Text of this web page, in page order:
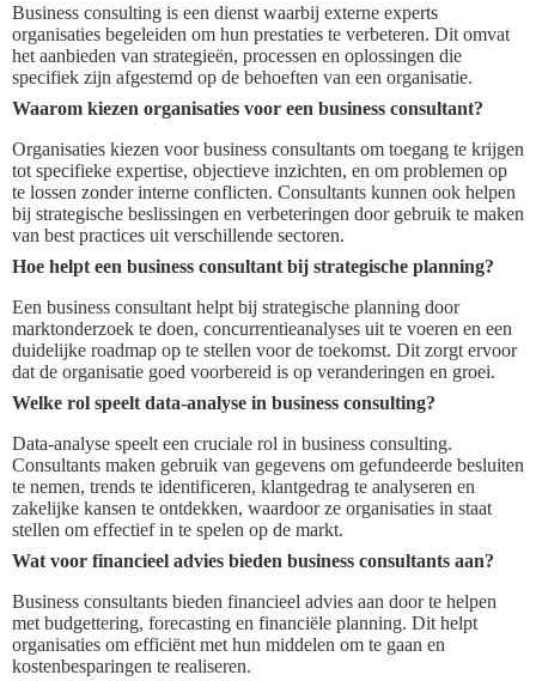
Business consulting is een dienst waarbij externe experts
organisaties begeleiden om hun prestaties te verbeteren. Dit omvat
het aanbieden van strategieën, processen en oplossingen die
specifiek zijn afgestemd op de behoeften van een organisatie.
Waarom kiezen organisaties voor een business consultant?
Organisaties kiezen voor business consultants om toegang te krijgen
tot specifieke expertise, objectieve inzichten, en om problemen op
te lossen zonder interne conflicten. Consultants kunnen ook helpen
bij strategische beslissingen en verbeteringen door gebruik te maken
van best practices uit verschillende sectoren.
Hoe helpt een business consultant bij strategische planning?
Een business consultant helpt bij strategische planning door
marktonderzoek te doen, concurrentieanalyses uit te voeren en een
duidelijke roadmap op te stellen voor de toekomst. Dit zorgt ervoor
dat de organisatie goed voorbereid is op veranderingen en groei.
Welke rol speelt data-analyse in business consulting?
Data-analyse speelt een cruciale rol in business consulting.
Consultants maken gebruik van gegevens om gefundeerde besluiten
te nemen, trends te identificeren, klantgedrag te analyseren en
zakelijke kansen te ontdekken, waardoor ze organisaties in staat
stellen om effectief in te spelen op de markt.
Wat voor financieel advies bieden business consultants aan?
Business consultants bieden financieel advies aan door te helpen
met budgettering, forecasting en financiële planning. Dit helpt
organisaties om efficiënt met hun middelen om te gaan en
kostenbesparingen te realiseren.